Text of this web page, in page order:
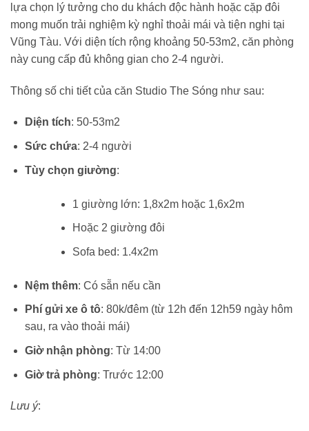
đêm.
lựa chọn lý tưởng cho du khách độc hành hoặc cặp đôi
mong muốn trải nghiệm kỳ nghỉ thoải mái và tiện nghi tại
Vũng Tàu. Với diện tích rộng khoảng 50-53m2, căn phòng
này cung cấp đủ không gian cho 2-4 người.
Thông số chi tiết của căn Studio The Sóng như sau:
Diện tích: 50-53m2
Sức chứa: 2-4 người
Tùy chọn giường:
1 giường lớn: 1,8x2m hoặc 1,6x2m
Hoặc 2 giường đôi
Sofa bed: 1.4x2m
Nệm thêm: Có sẵn nếu cần
Phí gửi xe ô tô: 80k/đêm (từ 12h đến 12h59 ngày hôm
sau, ra vào thoải mái)
Giờ nhận phòng: Từ 14:00
Giờ trả phòng: Trước 12:00
Lưu ý: